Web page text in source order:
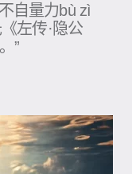
自量力bù zì
左传·隐公
”